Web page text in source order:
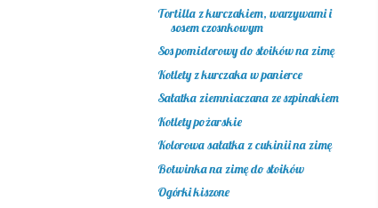
Tortilla z kurczakiem, warzywami i
sosem czosnkowym
Sos pomidorowy do słoików na zimę
Kotlety z kurczaka w panierce
Sałatka ziemniaczana ze szpinakiem
Kotlety pożarskie
Kolorowa sałatka z cukinii na zimę
Botwinka na zimę do słoików
Ogórki kiszone